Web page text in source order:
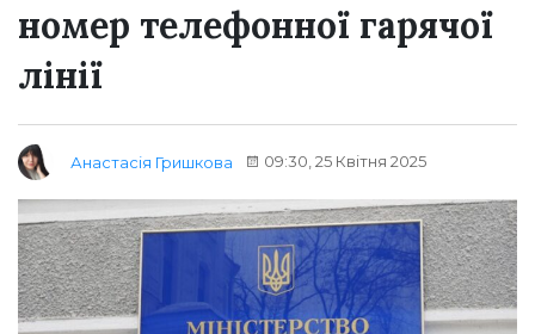
номер телефонної гарячої
лінії
Анастасія Гришкова 09:30, 25 Квітня 2025